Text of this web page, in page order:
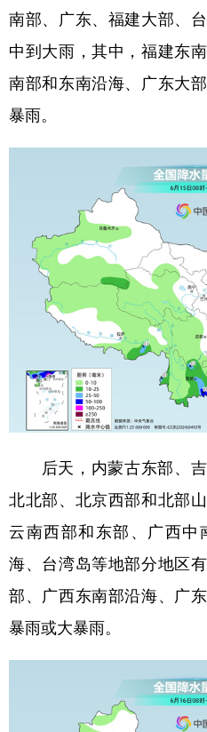
南部、广东、福建大部、
中到大雨，其中，福建东
南部和东南沿海、广东大
暴雨。
后天，内蒙古东部、吉
北北部、北京西部和北部
云南西部和东部、广西
海、台湾岛等地部分地区
部、广西东南部沿海、广
暴雨或大暴雨。